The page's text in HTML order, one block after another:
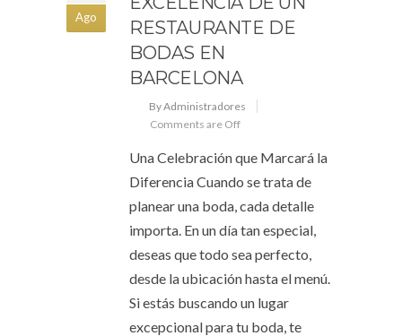
Ago
RESTAURANTE DE
BODAS EN
BARCELONA
By Administradores
Comments are Off
Una Celebración que Marcará la
Diferencia Cuando se trata de
planear una boda, cada detalle
importa. En un día tan especial,
deseas que todo sea perfecto,
desde la ubicación hasta el menú.
Si estás buscando un lugar
excepcional para tu boda, te